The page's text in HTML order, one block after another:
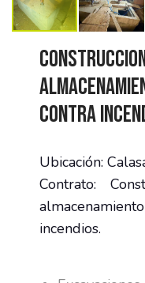
contra
Ubicación:
Contrato:
incendios.